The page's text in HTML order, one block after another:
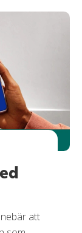
att